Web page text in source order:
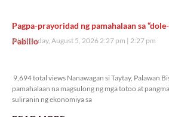
Pagpa-prayoridad ng pamahalaan sa
Pabillo
Wednesday, August 5, 2026 2:27 pm 2:27 pm
9,694 total views Nanawagan si Taytay, Palawan
pamahalaan na magsulong ng mga totoo at
suliranin ng ekonomiya sa